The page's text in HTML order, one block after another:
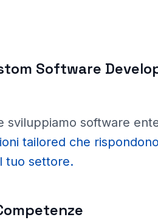
Software
sviluppiamo software
tailored che
tuo settore.